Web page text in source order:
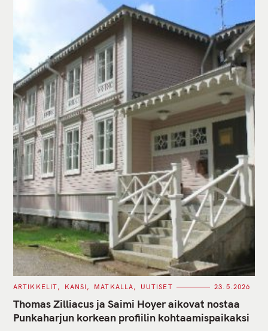
C
T
E
G
O
ARTIKKELIT KANSI MATKALLA UUTISET 23.5.2026
Thomas Zilliacus ja Saimi Hoyer aikovat nostaa
Punkaharjun korkean profiilin kohtaamispaikaksi